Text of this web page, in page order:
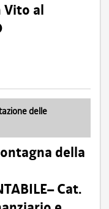
Vito al
delle
della
Cat.